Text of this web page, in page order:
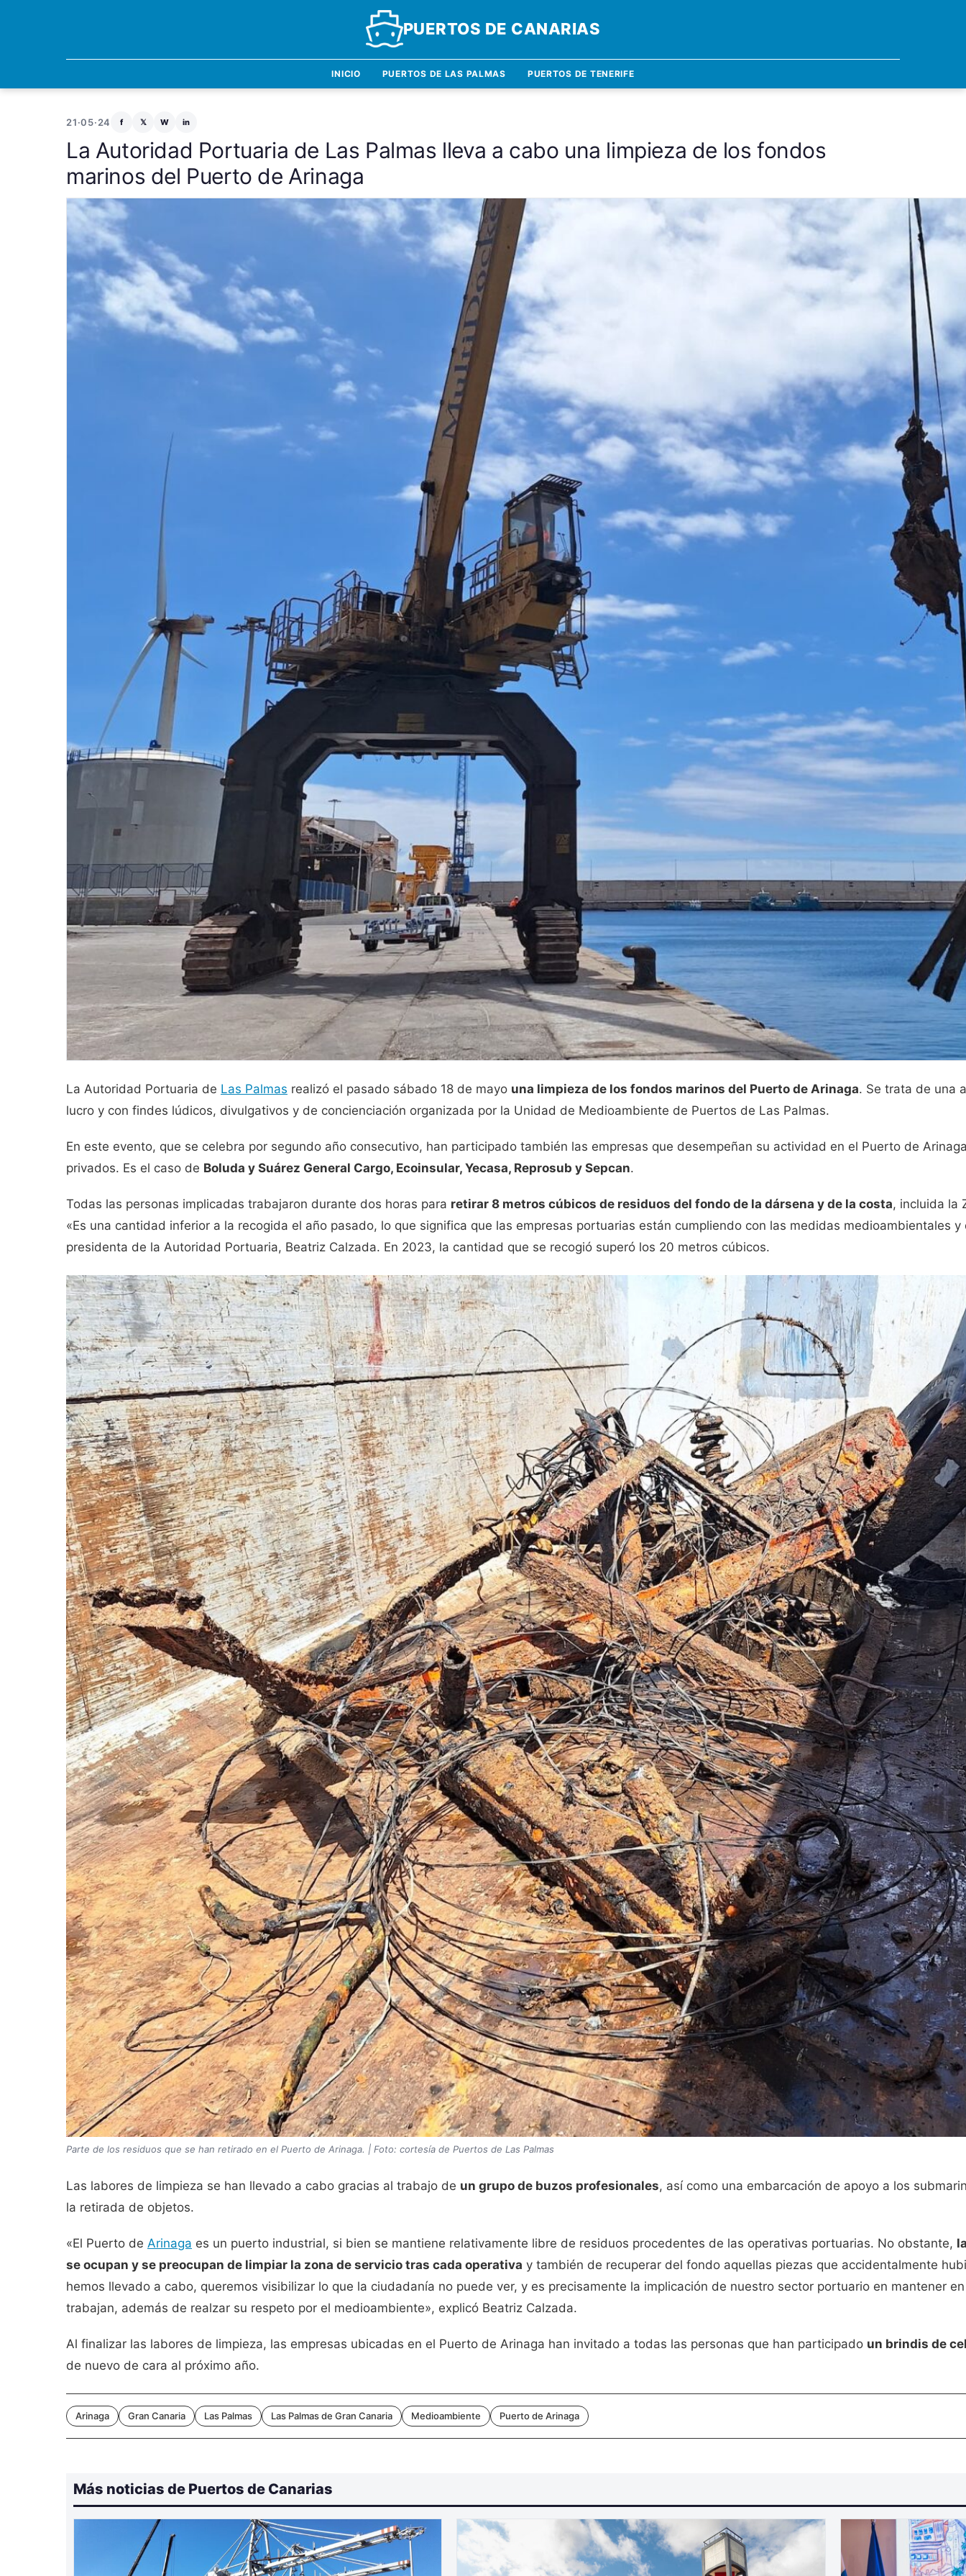
PUERTOS DE CANARIAS
INICIO PUERTOS DE LAS PALMAS PUERTOS DE TENERIFE
21·05·24 f 𝕏 W in
La Autoridad Portuaria de Las Palmas lleva a cabo una limpieza de los fondos
marinos del Puerto de Arinaga
La Autoridad Portuaria de Las Palmas realizó el pasado sábado 18 de mayo una limpieza de los fondos marinos del Puerto de Arinaga. Se trata de una
lucro y con findes lúdicos, divulgativos y de concienciación organizada por la Unidad de Medioambiente de Puertos de Las Palmas.
En este evento, que se celebra por segundo año consecutivo, han participado también las empresas que desempeñan su actividad en el Puerto de
privados. Es el caso de Boluda y Suárez General Cargo, Ecoinsular, Yecasa, Reprosub y Sepcan.
Todas las personas implicadas trabajaron durante dos horas para retirar 8 metros cúbicos de residuos del fondo de la dársena y de la costa, incluida la
«Es una cantidad inferior a la recogida el año pasado, lo que significa que las empresas portuarias están cumpliendo con las medidas medioambientales
presidenta de la Autoridad Portuaria, Beatriz Calzada. En 2023, la cantidad que se recogió superó los 20 metros cúbicos.
Parte de los residuos que se han retirado en el Puerto de Arinaga. | Foto: cortesía de Puertos de Las Palmas
Las labores de limpieza se han llevado a cabo gracias al trabajo de un grupo de buzos profesionales, así como una embarcación de apoyo a los
la retirada de objetos.
«El Puerto de Arinaga es un puerto industrial, si bien se mantiene relativamente libre de residuos procedentes de las operativas portuarias. No obstante,
se ocupan y se preocupan de limpiar la zona de servicio tras cada operativa y también de recuperar del fondo aquellas piezas que accidentalmente
hemos llevado a cabo, queremos visibilizar lo que la ciudadanía no puede ver, y es precisamente la implicación de nuestro sector portuario en mantener
trabajan, además de realzar su respeto por el medioambiente», explicó Beatriz Calzada.
Al finalizar las labores de limpieza, las empresas ubicadas en el Puerto de Arinaga han invitado a todas las personas que han participado un brindis de
de nuevo de cara al próximo año.
Arinaga Gran Canaria Las Palmas Las Palmas de Gran Canaria Medioambiente Puerto de Arinaga
Más noticias de Puertos de Canarias